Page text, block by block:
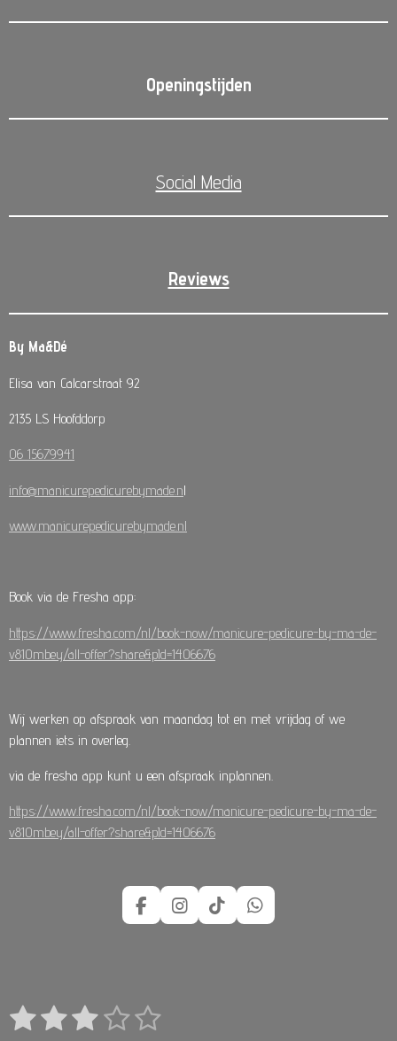
Openingstijden
Social Media
Reviews
By Ma&Dé
Elisa van Calcarstraat 92
2135 LS Hoofddorp
06 15679941
info@manicurepedicurebymade.nl
www.manicurepedicurebymade.nl
Book via de Fresha app:
https://www.fresha.com/nl/book-now/manicure-pedicure-by-ma-de-
v810mbey/all-offer?share&pId=1406676
Wij werken op afspraak van maandag tot en met vrijdag of we
plannen iets in overleg.
via de fresha app kunt u een afspraak inplannen.
https://www.fresha.com/nl/book-now/manicure-pedicure-by-ma-de-
v810mbey/all-offer?share&pId=1406676
F
a
o
k
I
n
T
i
W
h
R
1
2
3
4 5
S